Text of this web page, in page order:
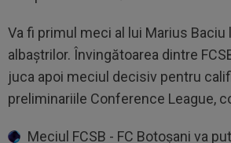
Va fi primul meci al lui Marius Baciu
albaștrilor. Învingătoarea dintre
juca apoi meciul decisiv pentru
preliminariile Conference League,
Meciul FCSB - FC Botoșani va